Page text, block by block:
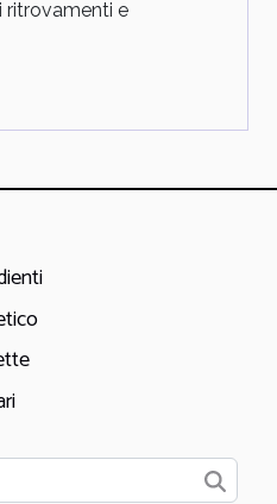
ritrovamenti e